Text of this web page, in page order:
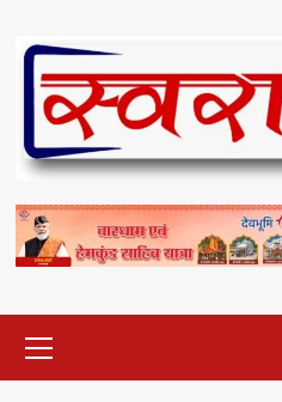
content
Menu